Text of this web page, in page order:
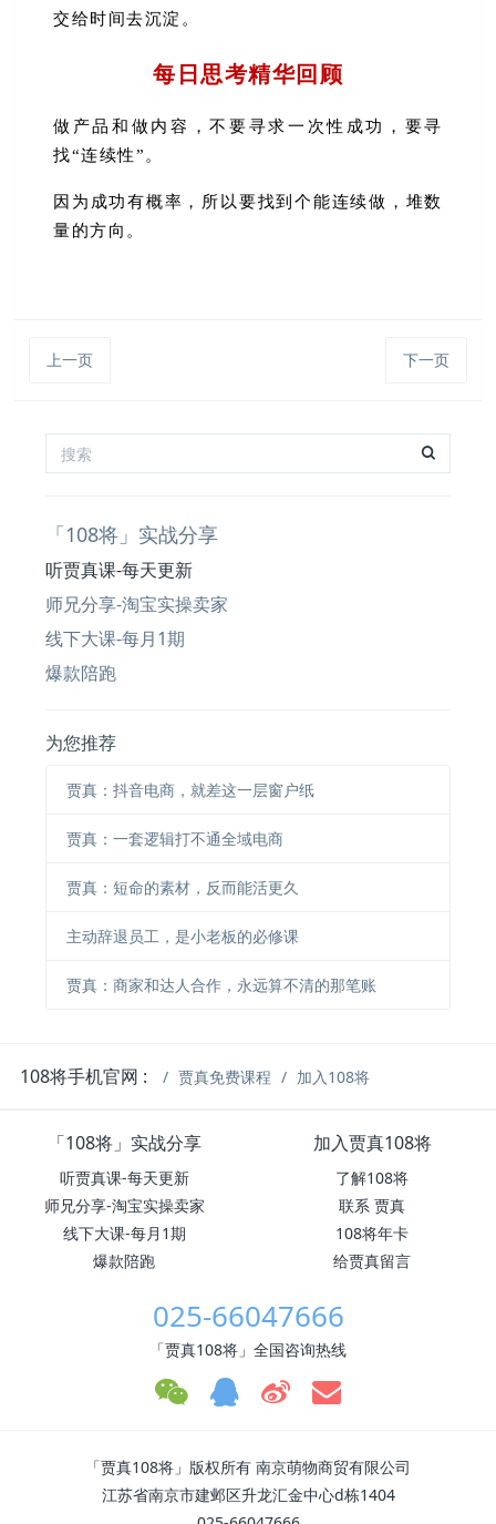
交给时间去沉淀。
每日思考精华回顾
做产品和做内容，不要寻求一次性成功，要寻
找“连续性”。
因为成功有概率，所以要找到个能连续做，堆数
量的方向。
上一页 下一页
「108将」实战分享
听贾真课-每天更新
师兄分享-淘宝实操卖家
线下大课-每月1期
爆款陪跑
为您推荐
贾真：抖音电商，就差这一层窗户纸
贾真：一套逻辑打不通全域电商
贾真：短命的素材，反而能活更久
主动辞退员工，是小老板的必修课
贾真：商家和达人合作，永远算不清的那笔账
108将手机官网 : 贾真免费课程 加入108将
「108将」实战分享
听贾真课-每天更新
师兄分享-淘宝实操卖家
线下大课-每月1期
爆款陪跑
加入贾真108将
了解108将
联系 贾真
108将年卡
给贾真留言
025-66047666
「贾真108将」全国咨询热线
「贾真108将」版权所有 南京萌物商贸有限公司
江苏省南京市建邺区升龙汇金中心d栋1404